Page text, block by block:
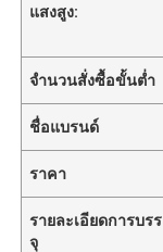
แสงสูง:
จำนวนสั่งซื้อขั้นต่ำ
ชื่อแบรนด์
ราคา
รายละเอียดการบรร
จุ